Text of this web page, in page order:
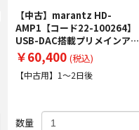
【中古】marantz HD-
AMP1【コード22-100264】
USB-DAC搭載プリメインアン
プ
￥60,400 (税込)
【中古用】1～2日後
数量